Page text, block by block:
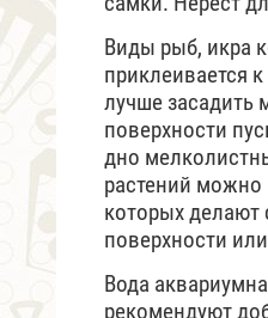
Виды рыб, икра
приклеивается
лучше засадить
поверхности
дно
растений можно
которых делают
поверхности
Вода
рекомендуют